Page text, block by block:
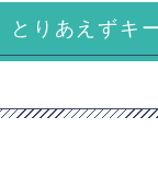
とりあえずキ